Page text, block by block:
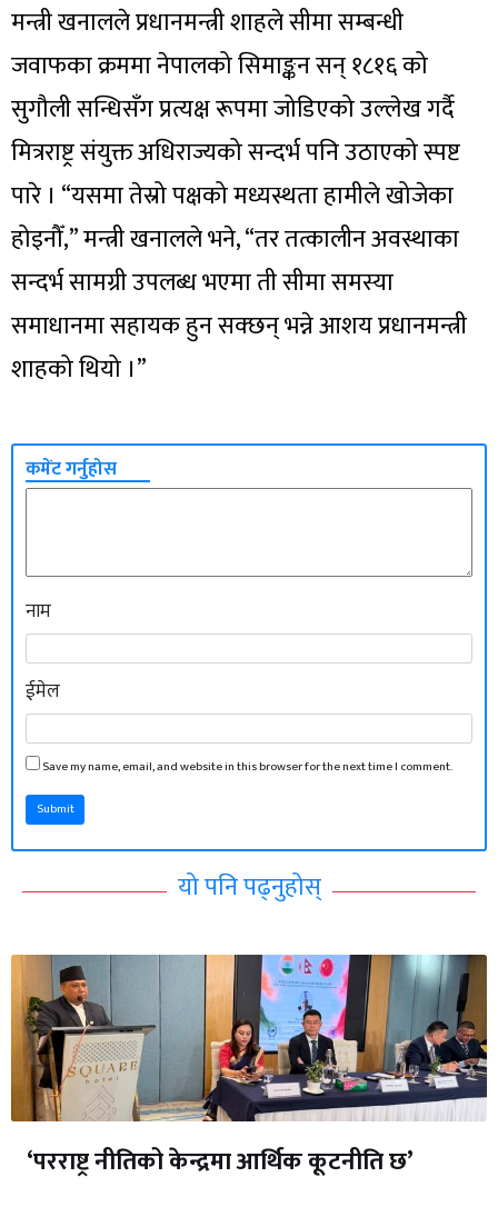
मन्त्री खनालले प्रधानमन्त्री शाहले सीमा सम्बन्धी
जवाफका क्रममा नेपालको सिमाङ्कन सन् १८१६ को
सुगौली सन्धिसँग प्रत्यक्ष रूपमा जोडिएको उल्लेख गर्दै
मित्रराष्ट्र संयुक्त अधिराज्यको सन्दर्भ पनि उठाएको स्पष्ट
पारे । “यसमा तेस्रो पक्षको मध्यस्थता हामीले खोजेका
होइनौँ,” मन्त्री खनालले भने, “तर तत्कालीन अवस्थाका
सन्दर्भ सामग्री उपलब्ध भएमा ती सीमा समस्या
समाधानमा सहायक हुन सक्छन् भन्ने आशय प्रधानमन्त्री
शाहको थियो ।”
कमेंट गर्नुहोस
नाम
ईमेल
Save my name, email, and website in this browser for the next time I comment.
Submit
यो पनि पढ्नुहोस्
‘परराष्ट्र नीतिको केन्द्रमा आर्थिक कूटनीति छ’